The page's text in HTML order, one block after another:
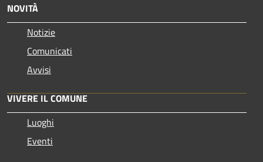
NOVITÀ
Notizie
Comunicati
Avvisi
VIVERE IL COMUNE
Luoghi
Eventi